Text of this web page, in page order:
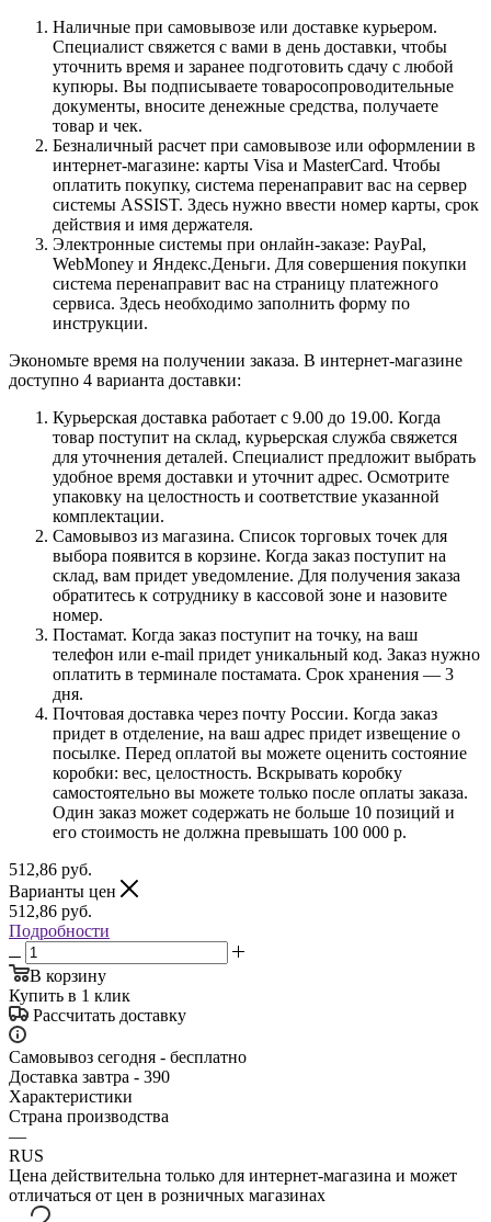
Наличные при самовывозе или доставке курьером.
Специалист свяжется с вами в день доставки, чтобы
уточнить время и заранее подготовить сдачу с любой
купюры. Вы подписываете товаросопроводительные
документы, вносите денежные средства, получаете
товар и чек.
Безналичный расчет при самовывозе или оформлении в
интернет-магазине: карты Visa и MasterCard. Чтобы
оплатить покупку, система перенаправит вас на сервер
системы ASSIST. Здесь нужно ввести номер карты, срок
действия и имя держателя.
Электронные системы при онлайн-заказе: PayPal,
WebMoney и Яндекс.Деньги. Для совершения покупки
система перенаправит вас на страницу платежного
сервиса. Здесь необходимо заполнить форму по
инструкции.
Экономьте время на получении заказа. В интернет-магазине
доступно 4 варианта доставки:
Курьерская доставка работает с 9.00 до 19.00. Когда
товар поступит на склад, курьерская служба свяжется
для уточнения деталей. Специалист предложит выбрать
удобное время доставки и уточнит адрес. Осмотрите
упаковку на целостность и соответствие указанной
комплектации.
Самовывоз из магазина. Список торговых точек для
выбора появится в корзине. Когда заказ поступит на
склад, вам придет уведомление. Для получения заказа
обратитесь к сотруднику в кассовой зоне и назовите
номер.
Постамат. Когда заказ поступит на точку, на ваш
телефон или e-mail придет уникальный код. Заказ нужно
оплатить в терминале постамата. Срок хранения — 3
дня.
Почтовая доставка через почту России. Когда заказ
придет в отделение, на ваш адрес придет извещение о
посылке. Перед оплатой вы можете оценить состояние
коробки: вес, целостность. Вскрывать коробку
самостоятельно вы можете только после оплаты заказа.
Один заказ может содержать не больше 10 позиций и
его стоимость не должна превышать 100 000 р.
512,86 руб.
Варианты цен
512,86 руб.
Подробности
В корзину
Купить в 1 клик
Рассчитать доставку
Самовывоз сегодня - бесплатно
Доставка завтра - 390
Характеристики
Страна производства
—
RUS
Цена действительна только для интернет-магазина и может
отличаться от цен в розничных магазинах